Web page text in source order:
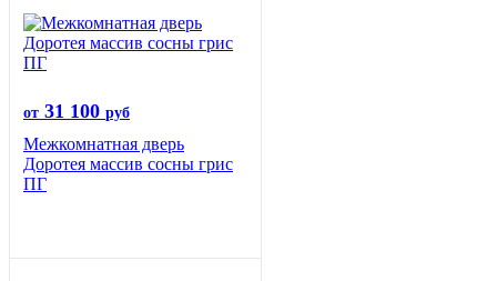
от 31 100 руб
Межкомнатная дверь
Доротея массив сосны грис
ПГ